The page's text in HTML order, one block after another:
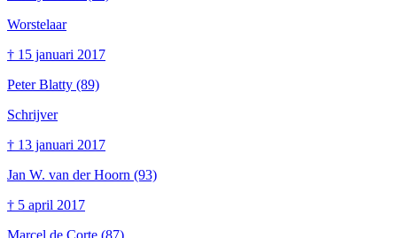
Worstelaar
† 15 januari 2017
Peter Blatty (89)
Schrijver
† 13 januari 2017
Jan W. van der Hoorn (93)
† 5 april 2017
Marcel de Corte (87)